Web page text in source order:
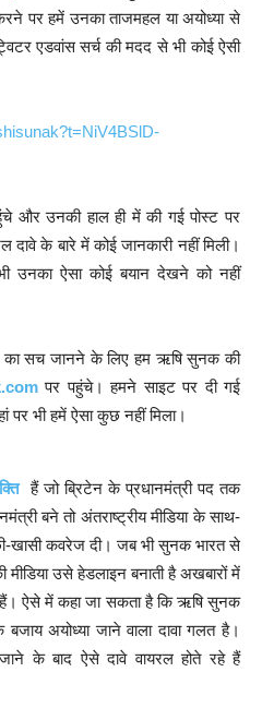
पर हमें उनका ताजमहल या अयोध्या से
एडवांस सर्च की मदद से भी कोई ऐसी
और उनकी हाल ही में की गई पोस्ट पर
दावे के बारे में कोई जानकारी नहीं मिली।
उनका ऐसा कोई बयान देखने को नहीं
का सच जानने के लिए हम ऋषि सुनक की
पर पहुंचे। हमने साइट पर दी गई
पर भी हमें ऐसा कुछ नहीं मिला।
हैं जो ब्रिटेन के प्रधानमंत्री पद तक
बने तो अंतराष्ट्रीय मीडिया के साथ-
खासी कवरेज दी। जब भी सुनक भारत से
उसे हेडलाइन बनाती है अखबारों में
हैं। ऐसे में कहा जा सकता है कि ऋषि सुनक
बजाय अयोध्या जाने वाला दावा गलत है।
के बाद ऐसे दावे वायरल होते रहे हैं